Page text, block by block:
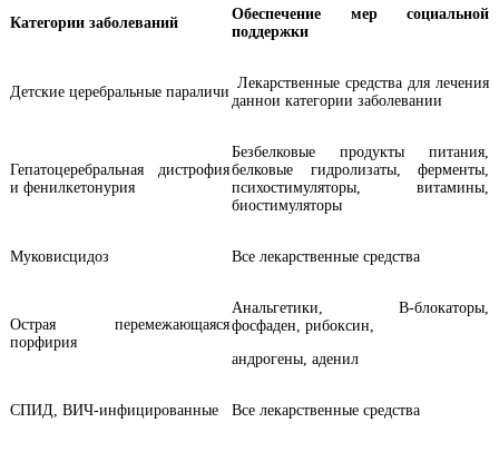
Категории заболеваний
Обеспечение мер социальной
поддержки
Детские церебральные параличи
Лекарственные средства для лечения
даннои категории заболевании
Гепатоцеребральная дистрофия
и фенилкетонурия
Безбелковые продукты питания,
белковые гидролизаты, ферменты,
психостимуляторы, витамины,
биостимуляторы
Муковисцидоз Все лекарственные средства
Острая перемежающаяся
порфирия
Анальгетики, В-блокаторы,
фосфаден, рибоксин,
андрогены, аденил
СПИД, ВИЧ-инфицированные Все лекарственные средства